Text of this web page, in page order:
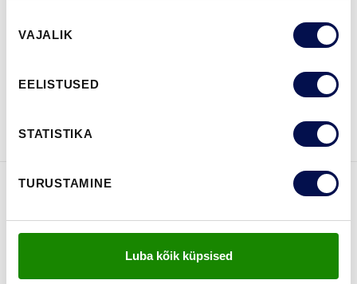
valik
VAJALIK
EELISTUSED
STATISTIKA
TURUSTAMINE
Luba kõik küpsised
VAATA
Võta meiega